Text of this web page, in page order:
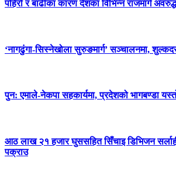
पहिरो र बाढीका कारण देशका विभिन्न राजमार्ग अवरुद्ध
‘नागढुंगा-सिस्नेखोला सुरुङमार्ग’ सञ्चालनमा,
पुन: एमाले-नेकपा सहकार्यमा, प्रदेशको भागबण्डा
आठ लाख २१ हजार घुससहित सिँचाइ डिभिजन
पक्राउ